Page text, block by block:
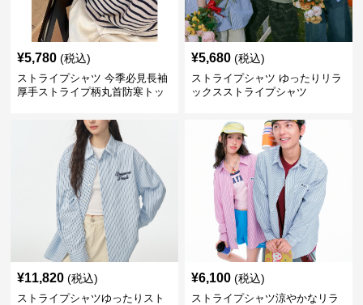
¥5,780 (税込)
ストライプシャツ 今季必見長袖
厚手ストライプ柄丸首防寒トッ
¥5,680 (税込)
ストライプシャツ ゆったりリラ
ックスストライプシャツ
¥11,820 (税込)
ストライプシャツゆったりスト
¥6,100 (税込)
ストライプシャツ涼やかなリラ